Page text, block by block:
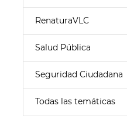
RenaturaVLC
Salud Pública
Seguridad Ciudadana
Todas las temáticas